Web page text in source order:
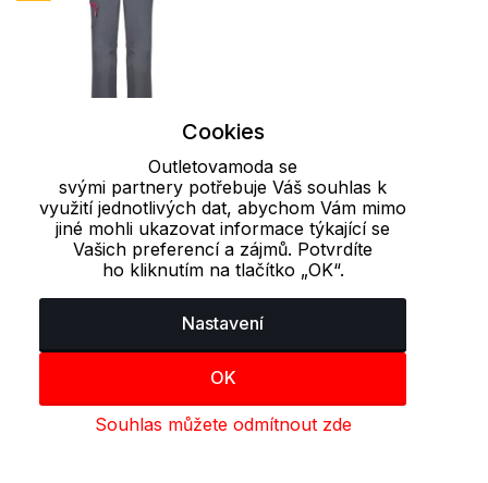
Dámské softshellové
kalhoty UMMA LOAP
Naposledy prohlížené produkty
Cookies
Outletovamoda se
svými partnery potřebuje Váš souhlas k
využití jednotlivých dat, abychom Vám mimo
jiné mohli ukazovat informace týkající se
Vašich preferencí a zájmů. Potvrdíte
ho kliknutím na tlačítko „OK“.
Nastavení
OK
Souhlas můžete odmítnout zde